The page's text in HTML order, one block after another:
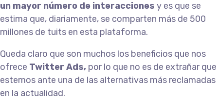
un mayor número de interacciones y es que se
estima que, diariamente, se comparten más de 500
millones de tuits en esta plataforma.
Queda claro que son muchos los beneficios que nos
ofrece Twitter Ads, por lo que no es de extrañar que
estemos ante una de las alternativas más reclamadas
en la actualidad.